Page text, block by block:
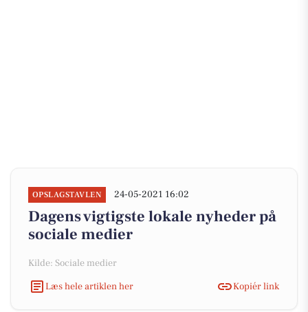
OPSLAGSTAVLEN 24-05-2021 16:02
Dagens vigtigste lokale nyheder på
sociale medier
Kilde: Sociale medier
Læs hele artiklen her
Kopiér link